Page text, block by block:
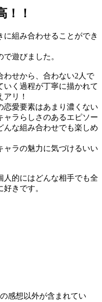
！！
に組み合わせることができ
遊びました。
わせから、合わない2人で
いく過程が丁寧に描かれて
リ！
恋愛要素はあまり濃くない
ャラらしさのあるエピソー
んな組み合わせでも楽しめ
ャラの魅力に気づけるいい
人的にはどんな相手でも全
きです。
感想以外が含まれてい